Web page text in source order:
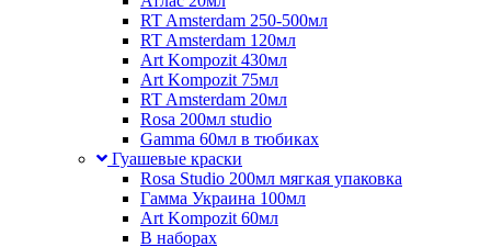
RT Amsterdam 250-500мл
RT Amsterdam 120мл
Art Kompozit 430мл
Art Kompozit 75мл
RT Amsterdam 20мл
Rosa 200мл studio
Gamma 60мл в тюбиках
Гуашевые краски
Rosa Studio 200мл мягкая упаковка
Гамма Украина 100мл
Art Kompozit 60мл
В наборах